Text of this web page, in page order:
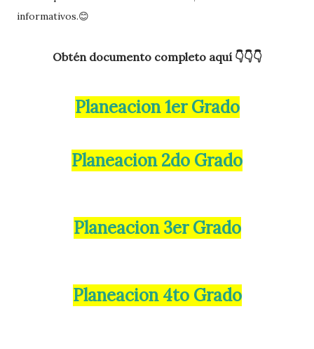
informativos.😊
Obtén documento completo aquí 👇👇👇
Planeacion 1er Grado
Planeacion 2do Grado
Planeacion 3er Grado
Planeacion 4to Grado